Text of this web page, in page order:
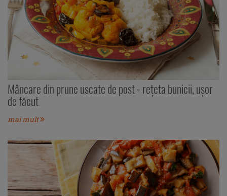
Mâncare din prune uscate de post - rețeta bunicii, ușor
de făcut
mai mult